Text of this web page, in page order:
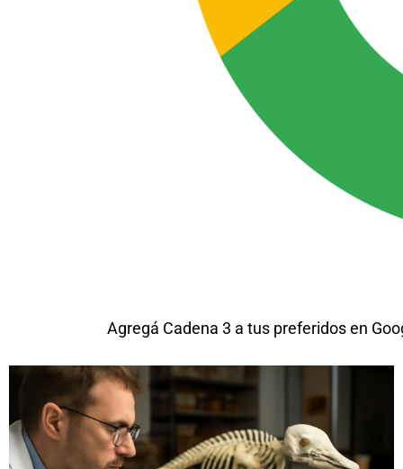
Agregá Cadena 3 a tus preferidos en